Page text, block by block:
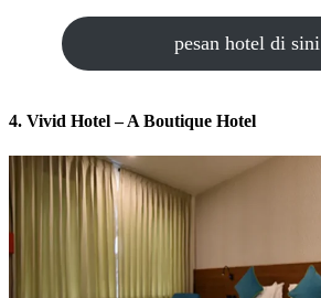
pesan hotel di sini
4. Vivid Hotel – A Boutique Hotel